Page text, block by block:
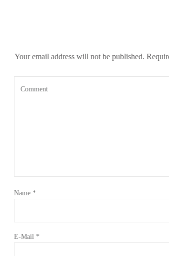
Your email address will not be published.
Name *
E-Mail *